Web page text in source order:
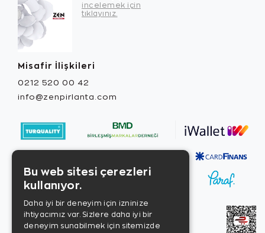
incelemek için
tıklayınız.
Misafir İlişkileri
0212 520 00 42
info@zenpirlanta.com
Bu web sitesi çerezleri
kullanıyor.
Daha iyi bir deneyim için izninize
ihtiyacımız var. Sizlere daha iyi bir
deneyim sunabilmek için sitemizde